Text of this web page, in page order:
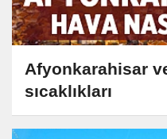
Afyonkarahisar
sıcaklıkları